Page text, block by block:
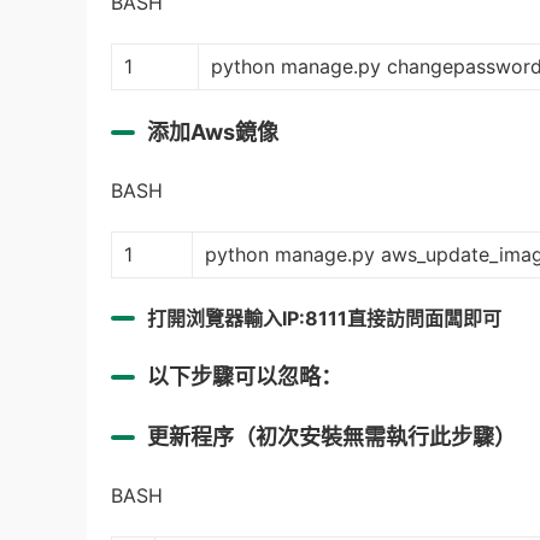
1 python manage.py changepassword
添加Aws鏡像
BASH
1 python manage.py
打開浏覽器輸入IP:8111直接訪問面闆即可
以下步驟可以忽略：
更新程序（初次安裝無需執行此步驟）
BASH